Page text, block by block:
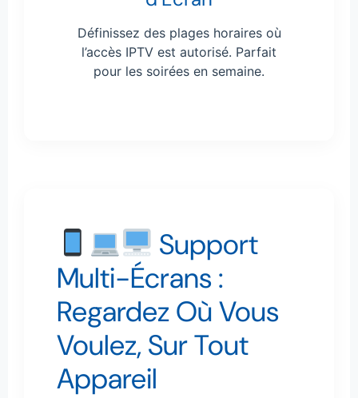
Définissez des plages horaires où
l’accès IPTV est autorisé. Parfait
pour les soirées en semaine.
Support
Multi-Écrans :
Regardez Où Vous
Voulez, Sur Tout
Appareil